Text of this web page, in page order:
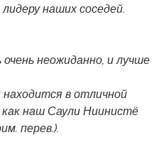
наших соседей.
неожиданно, и лучше
в отличной
наш Саули Ниинистё
перев.).